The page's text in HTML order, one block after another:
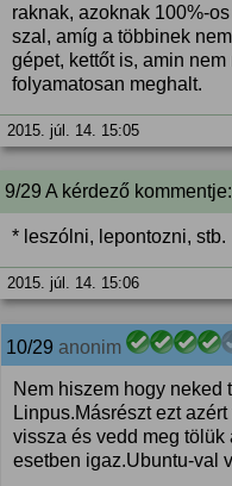
raknak, azoknak 100%-
szal, amíg a többinek
gépet, kettőt is, amin
folyamatosan meghalt.
2015. júl. 14. 15:05
9/29 A kérdező kommentje:
* leszólni, lepontozni, stb.
2015. júl. 14. 15:06
10/29 anonim
Nem hiszem hogy neked
Linpus.Másrészt ezt
vissza és vedd meg
esetben igaz.Ubuntu-val